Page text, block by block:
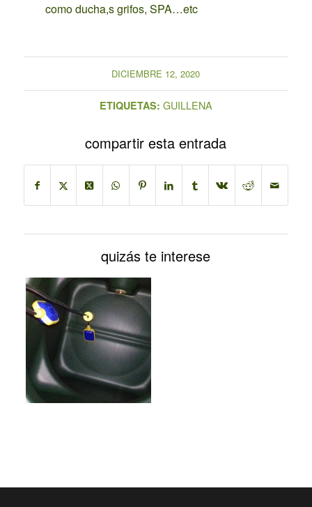
como ducha,s grifos, SPA…etc
DICIEMBRE 12, 2020
ETIQUETAS: GUILLENA
compartir esta entrada
quizás te interese